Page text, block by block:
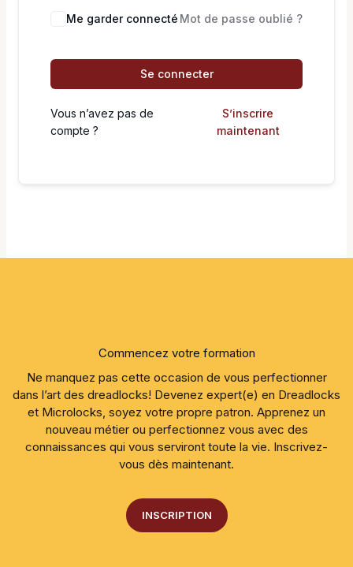
Me garder connecté Mot de passe oublié ?
Se connecter
Vous n’avez pas de
compte ?
S’inscrire
maintenant
Commencez votre formation
Ne manquez pas cette occasion de vous perfectionner
dans l’art des dreadlocks! Devenez expert(e) en Dreadlocks
et Microlocks, soyez votre propre patron. Apprenez un
nouveau métier ou perfectionnez vous avec des
connaissances qui vous serviront toute la vie. Inscrivez-
vous dès maintenant.
INSCRIPTION